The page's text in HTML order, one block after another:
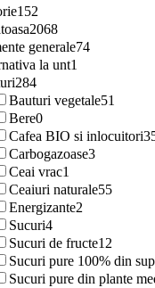
152
2068
generale74
la unt1
284
Bauturi vegetale51
Bere0
Cafea BIO si inlocuitori
Carbogazoase3
Ceai vrac1
Ceaiuri naturale55
Energizante2
Sucuri4
Sucuri de fructe12
Sucuri pure 100% din
Sucuri pure din plante